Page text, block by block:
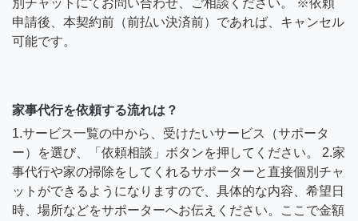
申請後、本契約前（前払い決済前）であれば、キャンセル
可能です。
家事代行を依頼する流れは？
1.サービス一覧の中から、受けたいサービス（サポータ
ー）を選び、「依頼相談」ボタンを押してください。 2.家
事代行や家の掃除をしてくれるサポーターと直接個別チャ
ットができるようになりますので、具体的な内容、希望日
時、場所などをサポーターへお伝えください。ここで金額